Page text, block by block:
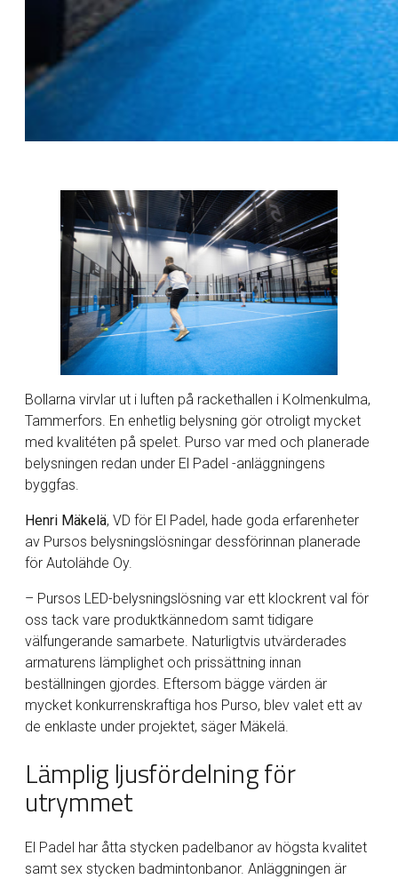
Bollarna virvlar ut i luften på rackethallen i Kolmenkulma,
Tammerfors. En enhetlig belysning gör otroligt mycket
med kvalitéten på spelet. Purso var med och planerade
belysningen redan under El Padel -anläggningens
byggfas.
Henri Mäkelä, VD för El Padel, hade goda erfarenheter
av Pursos belysningslösningar dessförinnan planerade
för Autolähde Oy.
– Pursos LED-belysningslösning var ett klockrent val för
oss tack vare produktkännedom samt tidigare
välfungerande samarbete. Naturligtvis utvärderades
armaturens lämplighet och prissättning innan
beställningen gjordes. Eftersom bägge värden är
mycket konkurrenskraftiga hos Purso, blev valet ett av
de enklaste under projektet, säger Mäkelä.
Lämplig ljusfördelning för
utrymmet
El Padel har åtta stycken padelbanor av högsta kvalitet
samt sex stycken badmintonbanor. Anläggningen är